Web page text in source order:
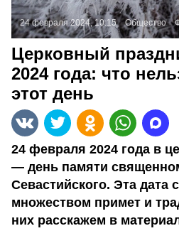
24 февраля 2024, 10:15 Общество
Церковный
2024 года: что
этот день
24 февраля 2024 года в
— день памяти
Севастийского. Эта дата
множеством примет и
них расскажем в